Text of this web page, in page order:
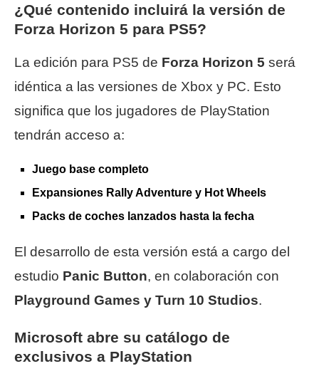
¿Qué contenido incluirá la versión de
Forza Horizon 5 para PS5?
La edición para PS5 de Forza Horizon 5 será
idéntica a las versiones de Xbox y PC. Esto
significa que los jugadores de PlayStation
tendrán acceso a:
Juego base completo
Expansiones Rally Adventure y Hot Wheels
Packs de coches lanzados hasta la fecha
El desarrollo de esta versión está a cargo del
estudio Panic Button, en colaboración con
Playground Games y Turn 10 Studios.
Microsoft abre su catálogo de
exclusivos a PlayStation